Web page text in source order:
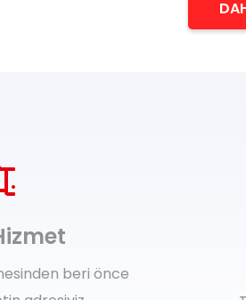
beri önce